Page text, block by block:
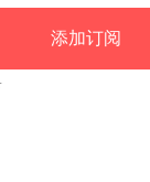
添加订阅